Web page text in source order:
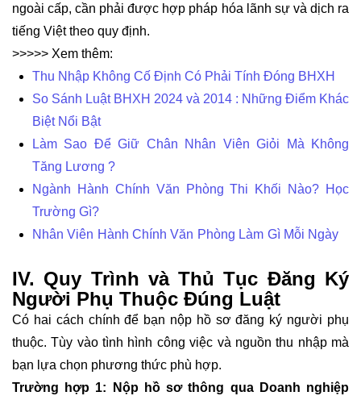
ngoài cấp, cần phải được hợp pháp hóa lãnh sự và dịch ra
tiếng Việt theo quy định.
>>>>> Xem thêm:
Thu Nhập Không Cố Định Có Phải Tính Đóng BHXH
So Sánh Luật BHXH 2024 và 2014 : Những Điểm Khác
Biệt Nổi Bật
Làm Sao Để Giữ Chân Nhân Viên Giỏi Mà Không
Tăng Lương ?
Ngành Hành Chính Văn Phòng Thi Khối Nào? Học
Trường Gì?
Nhân Viên Hành Chính Văn Phòng Làm Gì Mỗi Ngày
IV. Quy Trình và Thủ Tục Đăng Ký
Người Phụ Thuộc Đúng Luật
Có hai cách chính để bạn nộp hồ sơ đăng ký người phụ
thuộc. Tùy vào tình hình công việc và nguồn thu nhập mà
bạn lựa chọn phương thức phù hợp.
Trường hợp 1: Nộp hồ sơ thông qua Doanh nghiệp